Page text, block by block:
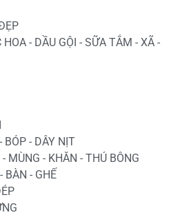
- DẦU GỘI - SỮA TẮM - XÃ -
BÓP - DÂY NỊT
MÙNG - KHĂN - THÚ BÔNG
BÀN - GHẾ